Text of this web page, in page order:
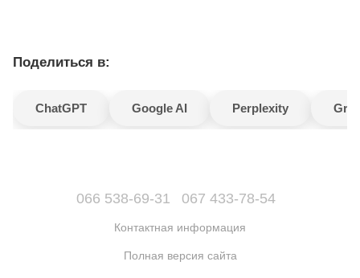
Поделиться в:
ChatGPT Google AI Perplexity
066 538-69-31 067 433-78-54
Контактная информация
Полная версия сайта